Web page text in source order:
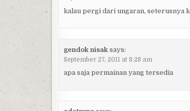
kalau pergi dari ungaran, seterusnya
gendok nisak says:
September 27, 2011 at 8:28 am
apa saja permainan yang tersedia